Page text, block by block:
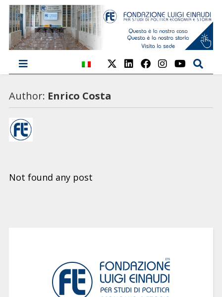
Author: Enrico Costa
Not found any post